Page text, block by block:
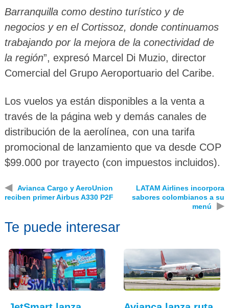
Barranquilla como destino turístico y de
negocios y en el Cortissoz, donde continuamos
trabajando por la mejora de la conectividad de
la región”, expresó Marcel Di Muzio, director
Comercial del Grupo Aeroportuario del Caribe.
Los vuelos ya están disponibles a la venta a
través de la página web y demás canales de
distribución de la aerolínea, con una tarifa
promocional de lanzamiento que va desde COP
$99.000 por trayecto (con impuestos incluidos).
◀
Avianca Cargo y AeroUnion
reciben primer Airbus A330 P2F
LATAM Airlines incorpora
sabores colombianos a su
menú
▶
Te puede interesar